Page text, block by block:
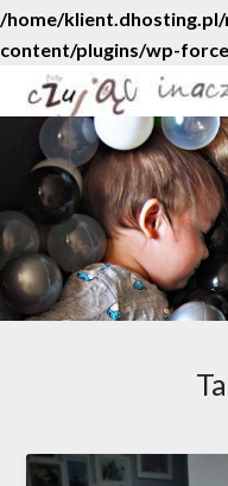
/home/
content/plugins/wp-